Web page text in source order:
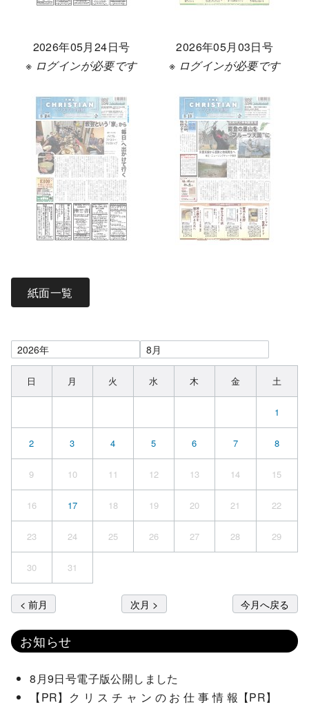
2026年05月24日号
※ ログインが必要です
2026年05月03日号
※ ログインが必要です
紙面一覧
日 月 火 水 木 金 土
1
2 3 4 5 6 7 8
9 10 11 12 13 14 15
16 17 18 19 20 21 22
23 24 25 26 27 28 29
30 31
< 前月 次月 > 今月へ戻る
お知らせ
8月9日号電子版公開しました
【PR】ク リ ス チ ャ ン の お 仕 事 情 報【PR】